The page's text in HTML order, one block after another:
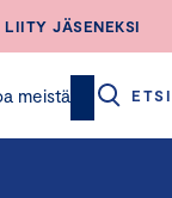
LIITY JÄSENEKSI
meistä ETSI